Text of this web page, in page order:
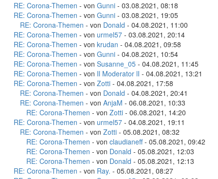
RE: Corona-Themen - von Gunni - 03.08.2021, 08:18
RE: Corona-Themen - von Gunni - 03.08.2021, 19:05
RE: Corona-Themen - von Donald - 04.08.2021, 11:00
RE: Corona-Themen - von urmel57 - 03.08.2021, 20:14
RE: Corona-Themen - von krudan - 04.08.2021, 09:58
RE: Corona-Themen - von Gunni - 04.08.2021, 10:54
RE: Corona-Themen - von Susanne_05 - 04.08.2021, 11:45
RE: Corona-Themen - von Il Moderator lI - 04.08.2021, 13:21
RE: Corona-Themen - von Zotti - 04.08.2021, 17:58
RE: Corona-Themen - von Donald - 04.08.2021, 20:41
RE: Corona-Themen - von AnjaM - 06.08.2021, 10:33
RE: Corona-Themen - von Zotti - 06.08.2021, 14:20
RE: Corona-Themen - von urmel57 - 04.08.2021, 19:11
RE: Corona-Themen - von Zotti - 05.08.2021, 08:32
RE: Corona-Themen - von claudianeff- 05.08.2021, 09:42
RE: Corona-Themen - von Donald - 05.08.2021, 12:03
RE: Corona-Themen - von Donald - 05.08.2021, 12:13
RE: Corona-Themen - von Ray. - 05.08.2021, 08:27